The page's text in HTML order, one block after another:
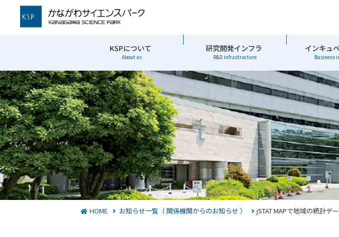
KSPについて
About us
研究開発インフラ
R&D infrastructure
インキュ
Business
HOME お知らせ一覧（ 関係機関からのお知らせ ） jSTAT MAPで地域の統計デ